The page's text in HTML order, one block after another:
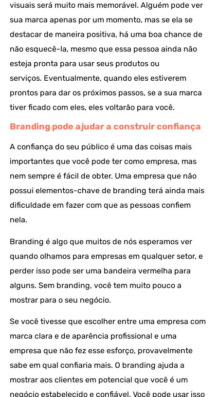
visuais será muito mais memorável. Alguém pode ver
sua marca apenas por um momento, mas se ela se
destacar de maneira positiva, há uma boa chance de
não esquecê-la, mesmo que essa pessoa ainda não
esteja pronta para usar seus produtos ou
serviços. Eventualmente, quando eles estiverem
prontos para dar os próximos passos, se a sua marca
tiver ficado com eles, eles voltarão para você.
Branding pode ajudar a construir confiança
A confiança do seu público é uma das coisas mais
importantes que você pode ter como empresa, mas
nem sempre é fácil de obter. Uma empresa que não
possui elementos-chave de branding terá ainda mais
dificuldade em fazer com que as pessoas confiem
nela.
Branding é algo que muitos de nós esperamos ver
quando olhamos para empresas em qualquer setor, e
perder isso pode ser uma bandeira vermelha para
alguns. Sem branding, você tem muito pouco a
mostrar para o seu negócio.
Se você tivesse que escolher entre uma empresa com
marca clara e de aparência profissional e uma
empresa que não fez esse esforço, provavelmente
sabe em qual confiaria mais. O branding ajuda a
mostrar aos clientes em potencial que você é um
negócio estabelecido e confiável. Você pode usar isso